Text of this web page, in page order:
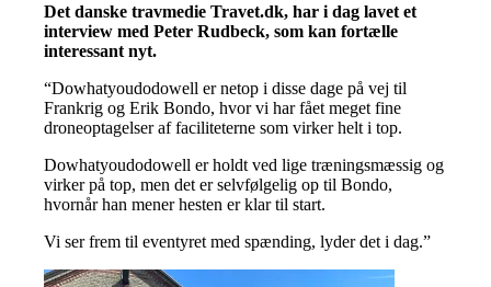
Det danske travmedie Travet.dk, har i dag lavet et
interview med Peter Rudbeck, som kan fortælle
interessant nyt.
“Dowhatyoudodowell er netop i disse dage på vej til
Frankrig og Erik Bondo, hvor vi har fået meget fine
droneoptagelser af faciliteterne som virker helt i top.
Dowhatyoudodowell er holdt ved lige træningsmæssig og
virker på top, men det er selvfølgelig op til Bondo,
hvornår han mener hesten er klar til start.
Vi ser frem til eventyret med spænding, lyder det i dag.”